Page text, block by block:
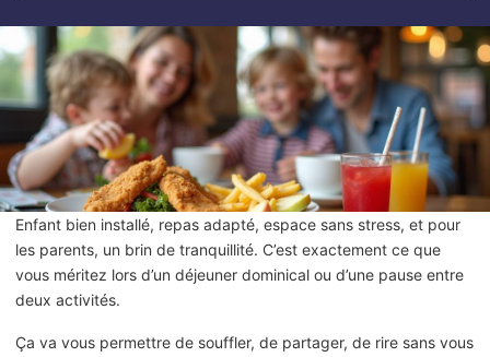
Enfant bien installé, repas adapté, espace sans stress, et pour
les parents, un brin de tranquillité. C’est exactement ce que
vous méritez lors d’un déjeuner dominical ou d’une pause entre
deux activités.
Ça va vous permettre de souffler, de partager, de rire sans vous